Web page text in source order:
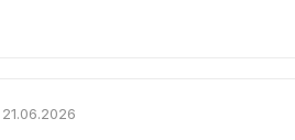
21.06.2026